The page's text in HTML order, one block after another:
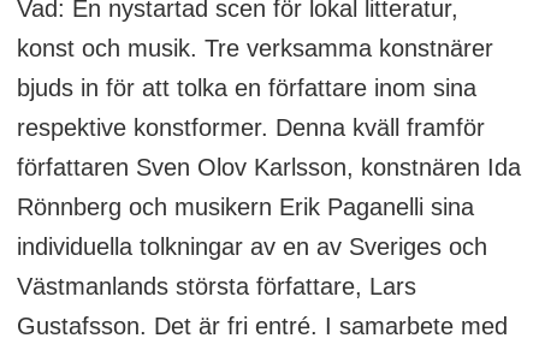
Vad: En nystartad scen för lokal litteratur,
konst och musik. Tre verksamma konstnärer
bjuds in för att tolka en författare inom sina
respektive konstformer. Denna kväll framför
författaren Sven Olov Karlsson, konstnären Ida
Rönnberg och musikern Erik Paganelli sina
individuella tolkningar av en av Sveriges och
Västmanlands största författare, Lars
Gustafsson. Det är fri entré. I samarbete med